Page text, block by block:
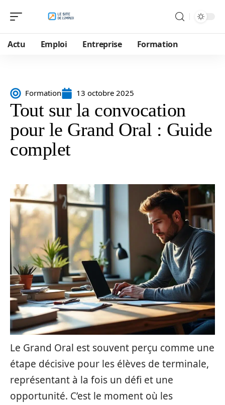
Actu Emploi Entreprise Formation
Formation 13 octobre 2025
Tout sur la convocation
pour le Grand Oral : Guide
complet
Le Grand Oral est souvent perçu comme une
étape décisive pour les élèves de terminale,
représentant à la fois un défi et une
opportunité. C’est le moment où les